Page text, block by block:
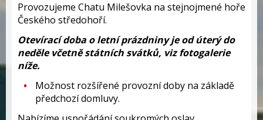
Provozujeme Chatu Milešovka na stejnojmené hoře
Českého středohoří.
Otevírací doba o letní prázdniny je od úterý do
neděle včetně státních svátků, viz fotogalerie
níže.
Možnost rozšířené provozní doby na základě
předchozí domluvy.